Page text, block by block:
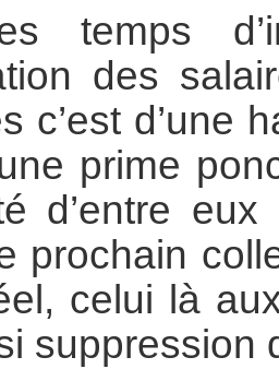
temps
des
c’est d’une
prime
d’entre
prochain
celui là
suppression